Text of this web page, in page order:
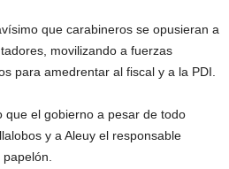
que carabineros se opusieran a
movilizando a fuerzas
para amedrentar al fiscal y a la PDI.
que el gobierno a pesar de todo
y a Aleuy el responsable